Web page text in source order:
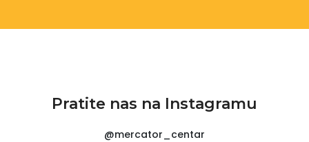
Pratite nas na Instagramu
@mercator_centar